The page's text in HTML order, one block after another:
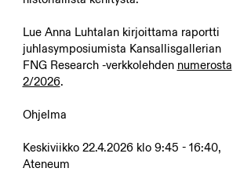
Lue Anna Luhtalan kirjoittama raportti
juhlasymposiumista Kansallisgallerian
FNG Research -verkkolehden numerosta
2/2026.
Ohjelma
Keskiviikko 22.4.2026klo 9:45 - 16:40,
Ateneum